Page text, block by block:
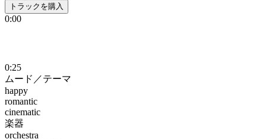
トラックを購入
0:00
0:25
ムード／テーマ
happy
romantic
cinematic
楽器
orchestra